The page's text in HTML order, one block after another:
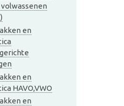
volwassenen
en
en
HAVO,VWO
en